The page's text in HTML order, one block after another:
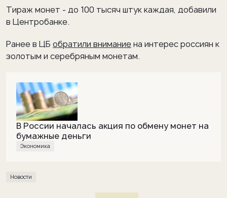
Тираж монет - до 100 тысяч штук каждая, добавили
в Центробанке.
Ранее в ЦБ обратили вниманиена интерес россиян к
золотым и серебряным монетам.
В России началась акция по обмену монет на
бумажные деньги
Экономика
Новости